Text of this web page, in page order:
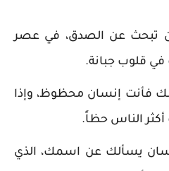
تبحث عن الصدق، في عصر
في قلوب جبانة.
فأنت إنسان محظوظ، وإذا
الناس حظاً.
يسألك عن اسمك، الذي